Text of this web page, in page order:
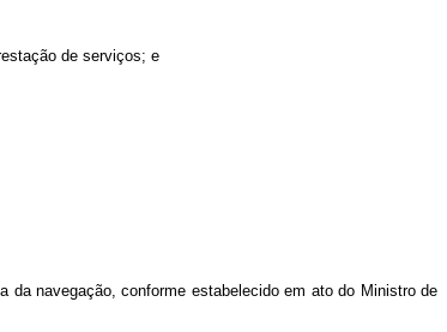
de serviços; e
da navegação, conforme estabelecido em ato do Ministro de